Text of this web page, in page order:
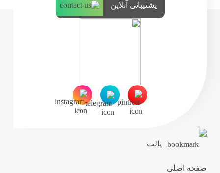
پالت
صفحه اصلی
پشتیبانی آنلاین